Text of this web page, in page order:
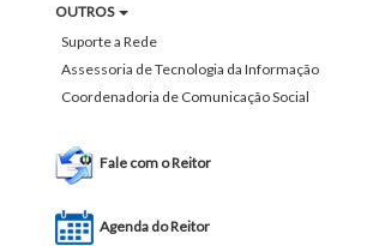
OUTROS
Suporte a Rede
Assessoria de Tecnologia da Informação
Coordenadoria de Comunicação Social
Fale com o Reitor
Agenda do Reitor